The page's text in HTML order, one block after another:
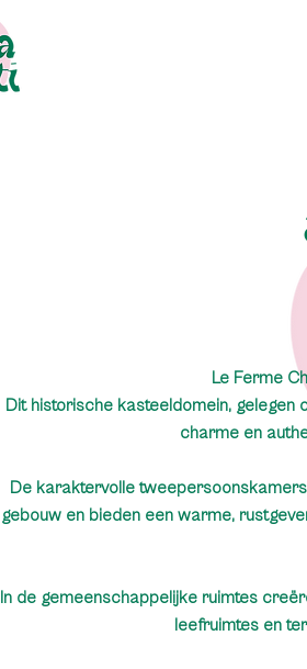
Le Ferme
Dit historische kasteeldomein, gelegen
charme en
De karaktervolle
gebouw en bieden een warme,
In de gemeenschappelijke ruimtes
leefruimtes en